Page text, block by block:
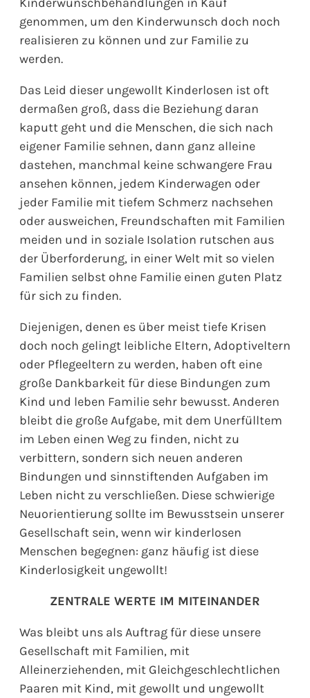
genommen, um den Kinderwunsch doch noch
realisieren zu können und zur Familie zu
werden.
Das Leid dieser ungewollt Kinderlosen ist oft
dermaßen groß, dass die Beziehung daran
kaputt geht und die Menschen, die sich nach
eigener Familie sehnen, dann ganz alleine
dastehen, manchmal keine schwangere Frau
ansehen können, jedem Kinderwagen oder
jeder Familie mit tiefem Schmerz nachsehen
oder ausweichen, Freundschaften mit Familien
meiden und in soziale Isolation rutschen aus
der Überforderung, in einer Welt mit so vielen
Familien selbst ohne Familie einen guten Platz
für sich zu finden.
Diejenigen, denen es über meist tiefe Krisen
doch noch gelingt leibliche Eltern, Adoptiveltern
oder Pflegeeltern zu werden, haben oft eine
große Dankbarkeit für diese Bindungen zum
Kind und leben Familie sehr bewusst. Anderen
bleibt die große Aufgabe, mit dem Unerfülltem
im Leben einen Weg zu finden, nicht zu
verbittern, sondern sich neuen anderen
Bindungen und sinnstiftenden Aufgaben im
Leben nicht zu verschließen. Diese schwierige
Neuorientierung sollte im Bewusstsein unserer
Gesellschaft sein, wenn wir kinderlosen
Menschen begegnen: ganz häufig ist diese
Kinderlosigkeit ungewollt!
ZENTRALE WERTE IM MITEINANDER
Was bleibt uns als Auftrag für diese unsere
Gesellschaft mit Familien, mit
Alleinerziehenden, mit Gleichgeschlechtlichen
Paaren mit Kind, mit gewollt und ungewollt